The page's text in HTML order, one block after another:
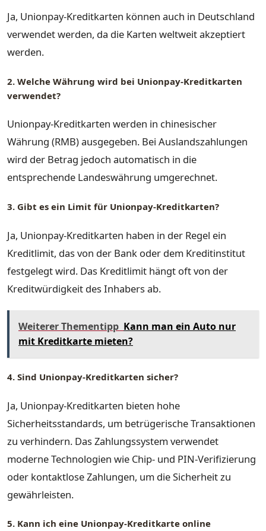
Ja, Unionpay-Kreditkarten können auch in Deutschland
verwendet werden, da die Karten weltweit akzeptiert
werden.
2. Welche Währung wird bei Unionpay-Kreditkarten
verwendet?
Unionpay-Kreditkarten werden in chinesischer
Währung (RMB) ausgegeben. Bei Auslandszahlungen
wird der Betrag jedoch automatisch in die
entsprechende Landeswährung umgerechnet.
3. Gibt es ein Limit für Unionpay-Kreditkarten?
Ja, Unionpay-Kreditkarten haben in der Regel ein
Kreditlimit, das von der Bank oder dem Kreditinstitut
festgelegt wird. Das Kreditlimit hängt oft von der
Kreditwürdigkeit des Inhabers ab.
Weiterer Thementipp Kann man ein Auto nur
mit Kreditkarte mieten?
4. Sind Unionpay-Kreditkarten sicher?
Ja, Unionpay-Kreditkarten bieten hohe
Sicherheitsstandards, um betrügerische Transaktionen
zu verhindern. Das Zahlungssystem verwendet
moderne Technologien wie Chip- und PIN-Verifizierung
oder kontaktlose Zahlungen, um die Sicherheit zu
gewährleisten.
5. Kann ich eine Unionpay-Kreditkarte online